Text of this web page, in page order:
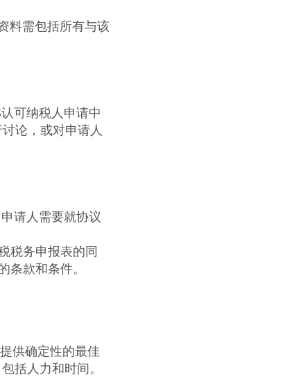
料需包括所有与该
可纳税人申请中
论，或对申请人
请人需要就协议
税务申报表的同
款和条件。
供确定性的最佳
括人力和时间。